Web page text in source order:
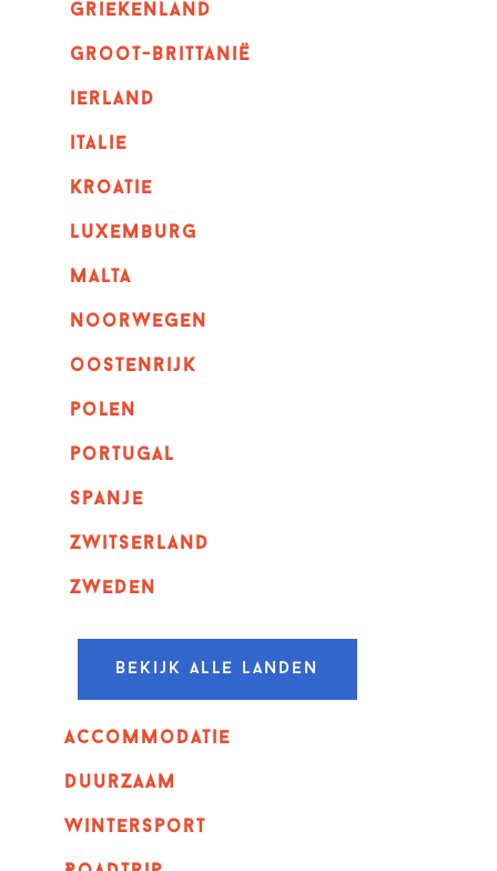
griekenland
Groot-Brittanië
ierland
italie
kroatie
luxemburg
malta
noorwegen
oostenrijk
polen
portugal
spanje
zwitserland
zweden
Bekijk alle landen
Accommodatie
Duurzaam
wintersport